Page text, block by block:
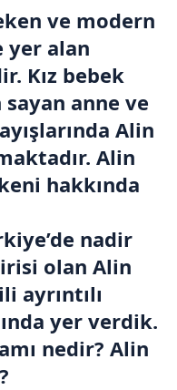
ve modern
yer alan
Kız bebek
anne ve
Alin
Alin
hakkında
nadir
olan Alin
ayrıntılı
yer verdik.
nedir? Alin